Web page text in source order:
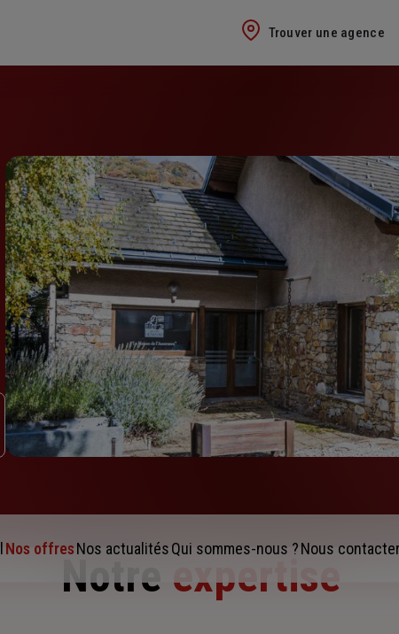
Trouver une agence
Nos offresNos actualitésQui sommes-nous ?Nous contacter
Notre expertise